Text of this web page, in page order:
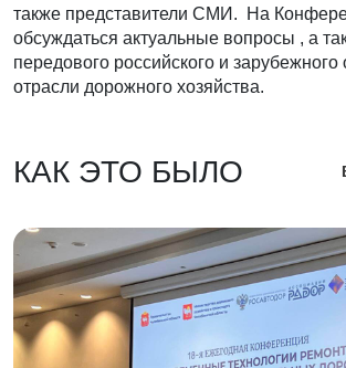
также представители СМИ. На
обсуждаться актуальные вопросы , а
передового российского и
отрасли дорожного хозяйства.
КАК ЭТО БЫЛО